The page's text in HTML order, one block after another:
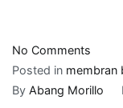
No Comments
Anda
Posted in membran
By Abang Morillo